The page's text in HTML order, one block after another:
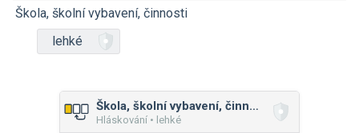
Škola, školní vybavení, činnosti
lehké
Škola, školní vybavení, činnosti
Hláskování • lehké